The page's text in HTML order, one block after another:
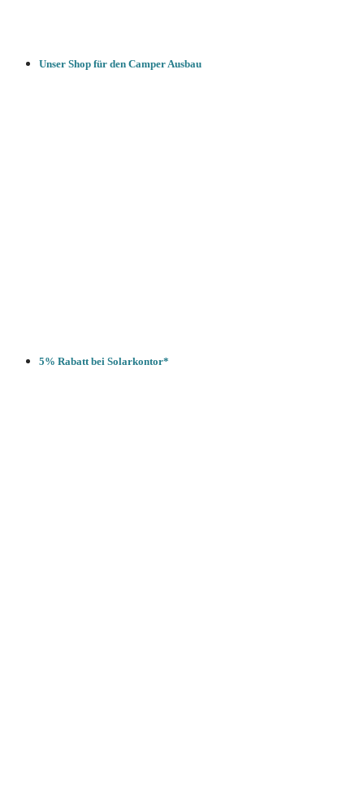
Unser Shop für den Camper Ausbau
5% Rabatt bei Solarkontor*